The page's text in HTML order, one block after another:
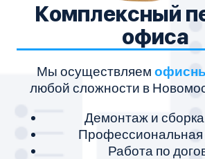
Комплексный
офиса
Мы осуществляем
любой сложности в
Демонтаж и
Профессиональная
Работа по